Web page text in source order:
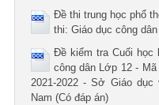
Đề thi trung học phổ
thi: Giáo dục công dân
Đề kiểm tra Cuối học
công dân Lớp 12 -
2021-2022 - Sở Giáo dục
Nam (Có đáp án)